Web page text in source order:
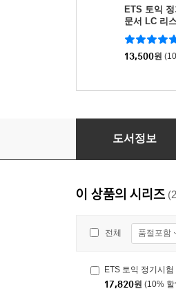
ETS 토익
문서 LC 리
13,500원
ETS 토익 정기시험
도서정보
이 상품의 시리즈
전체 품절포함
ETS 토익 정기시
17,820원 (10%